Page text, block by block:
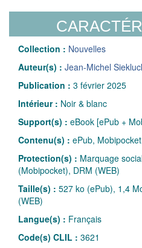
Collection : Nouvelles
Auteur(s) : Jean-Michel
Publication : 3 février 2025
Intérieur : Noir & blanc
Support(s) : eBook [ePub +
Contenu(s) : ePub,
Protection(s) : Marquage
(Mobipocket), DRM (WEB)
Taille(s) : 527 ko (ePub), 1,4
(WEB)
Langue(s) : Français
Code(s) CLIL : 3621